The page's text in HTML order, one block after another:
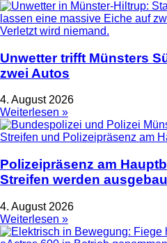
Unwetter trifft Münsters
zwei Autos
4. August 2026
Weiterlesen »
Polizeipräsenz am
Streifen werden
4. August 2026
Weiterlesen »